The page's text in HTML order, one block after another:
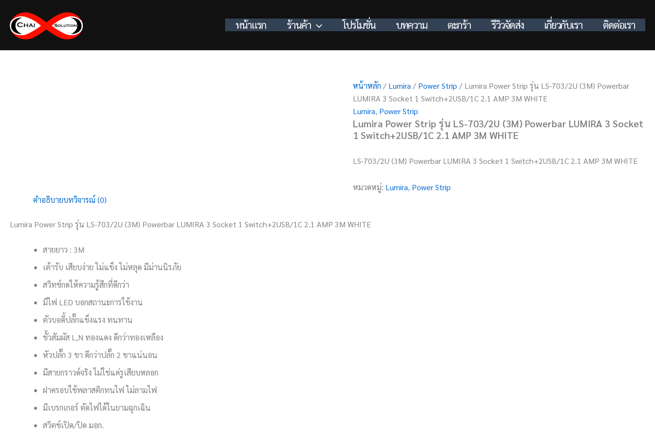
content
หน้าแรก ร้านค้า โปรโมชั่น บทความ ตะกร้า รีวิวจัดส่ง เกี่ยวกับเรา ติดต่อเรา
หน้าหลัก / Lumira / Power Strip / Lumira Power Strip รุ่น LS-703/2U (3M) Powerbar
LUMIRA 3 Socket 1 Switch+2USB/1C 2.1 AMP 3M WHITE
Lumira, Power Strip
Lumira Power Strip รุ่น LS-703/2U (3M) Powerbar LUMIRA 3 Socket
1 Switch+2USB/1C 2.1 AMP 3M WHITE
LS-703/2U (3M) Powerbar LUMIRA 3 Socket 1 Switch+2USB/1C 2.1 AMP 3M WHITE
หมวดหมู่: Lumira, Power Strip
คำอธิบายบทวิจารณ์ (0)
Lumira Power Strip รุ่น LS-703/2U (3M) Powerbar LUMIRA 3 Socket 1 Switch+2USB/1C 2.1 AMP 3M WHITE
สายยาว : 3M
เต้ารับ เสียบง่าย ไม่แข็ง ไม่หลุด มีม่านนิรภัย
สวิทช์กดให้ความรู้สึกที่ดีกว่า
มีไฟ LED บอกสถานะการใช้งาน
ตัวบอดี้ปลั๊กแข็งแรง ทนทาน
ขั้วสัมผัส L,N ทองแดง ดีกว่าทองเหลือง
หัวปลั๊ก 3 ขา ดีกว่าปลั๊ก 2 ขาแน่นอน
มีสายกราวด์จริง ไม่ใช่แค่รูเสียบหลอก
ฝาครอบใช้พลาสติกทนไฟ ไม่ลามไฟ
มีเบรกเกอร์ ตัดไฟได้ในยามฉุกเฉิน
สวิตช์เปิด/ปิด มอก.